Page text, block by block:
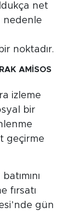
net
nedenle
noktadır.
AMİSOS
izleme
bir
geçirme
fırsatı
gün